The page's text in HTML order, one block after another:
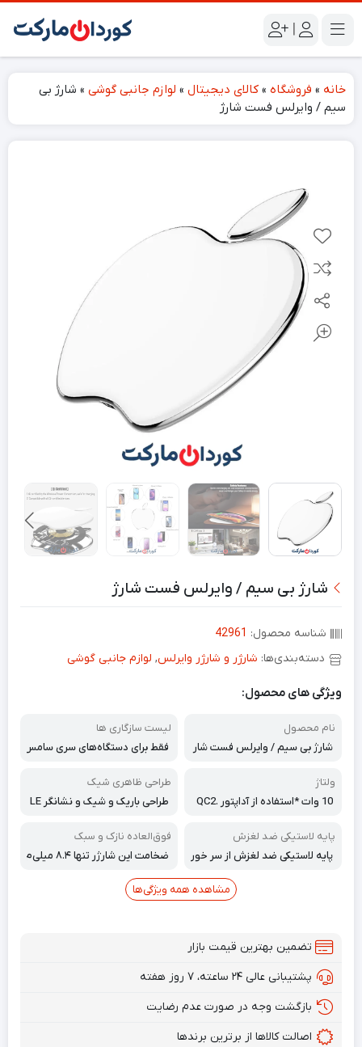
|
خانه » فروشگاه » کالای دیجیتال » لوازم جانبی گوشی » شارژ بی
سیم / وایرلس فست شارژ
شارژ بی سیم / وایرلس فست شارژ
شناسه محصول: 42961
دسته‌بندی‌ها: شارژر و شارژر وایرلس, لوازم جانبی گوشی
ویژگی های محصول:
نام محصول
شارژ بی سیم / وایرلس فست شار
لیست سازگاری ها
فقط برای دستگاه‌های سری سامس
10/Note 9 تا کنون است و به فنا
وری بی‌سیم QI اجازه می‌دهد تا ت
قریباً 2 برابر سریع‌تر از شارژر سیمی
ولتاژ
10 وات *استفاده از آداپتور QC2.
طراحی ظاهری شیک
طراحی باریک و شیک و نشانگر LE
شب ایجاد نمی‌کند.
پایه لاستیکی ضد لغزش
پایه لاستیکی ضد لغزش از سر خور
یری می‌کند، در تمام طول روز در بر
ابر گرمای بیش از حد، شارژ بیش از
فوق‌العاده نازک و سبک
ضخامت این شارژر تنها ۸.۴ میلی‌م
در کیف خود قرار دهید و بدون ن
گرانی از کمبود انرژی، آن را با خود ب
مشاهده همه ویژگی‌ها
تضمین بهترین قیمت بازار
پشتیبانی عالی ۲۴ ساعته، ۷ روز هفته
بازگشت وجه در صورت عدم رضایت
اصالت کالاها از برترین برندها